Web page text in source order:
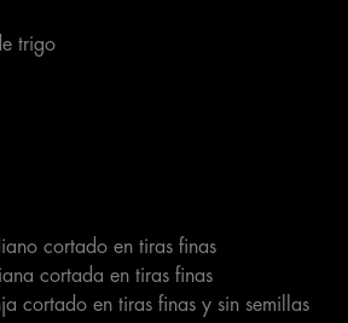
trigo
cortado en tiras finas
cortada en tiras finas
cortado en tiras finas y sin semillas